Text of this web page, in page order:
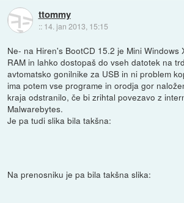
ttommy
:: 14. jan 2013, 15:15
Ne- na Hiren's BootCD 15.2 je Mini Windows
RAM in lahko dostopaš do vseh datotek na
avtomatsko gonilnike za USB in ni problem
ima potem vse programe in orodja gor
kraja odstranilo, če bi zrihtal povezavo z
Malwarebytes.
Je pa tudi slika bila takšna:
Na prenosniku je pa bila takšna slika: